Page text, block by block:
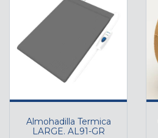
Almohadilla Termica
LARGE. AL91-GR